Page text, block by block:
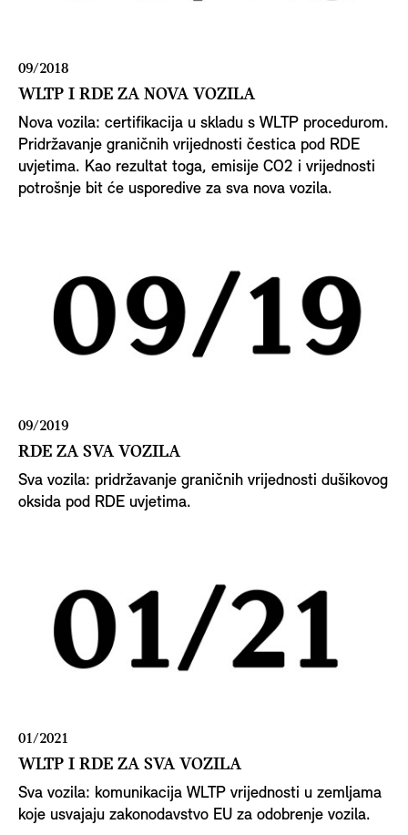
09/2018
WLTP I RDE ZA NOVA VOZILA
Nova vozila: certifikacija u skladu s WLTP procedurom.
Pridržavanje graničnih vrijednosti čestica pod RDE
uvjetima. Kao rezultat toga, emisije CO2 i vrijednosti
potrošnje bit će usporedive za sva nova vozila.
09/2019
RDE ZA SVA VOZILA
Sva vozila: pridržavanje graničnih vrijednosti dušikovog
oksida pod RDE uvjetima.
01/2021
WLTP I RDE ZA SVA VOZILA
Sva vozila: komunikacija WLTP vrijednosti u zemljama
koje usvajaju zakonodavstvo EU za odobrenje vozila.